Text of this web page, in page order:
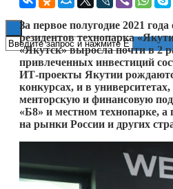
За первое полугодие 2021
резидентов технопарка
«Якутск» выросла почти в 2
привлеченных инвестиций
ИТ-проекты Якутии
конкурсах, и в
менторскую и финансовую
«Б8» и местном технопарке,
на рынки России и других